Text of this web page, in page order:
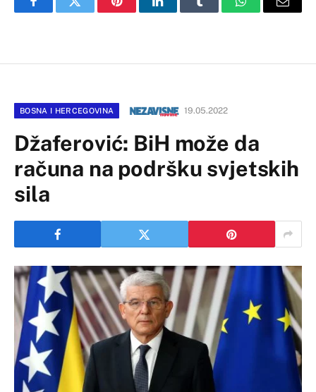
FacebookTwitter PinterestLinkedInTumblr WhatsAppEmail
BOSNA I HERCEGOVINA 19.05.2022
Džaferović: BiH može da
računa na podršku svjetskih
sila